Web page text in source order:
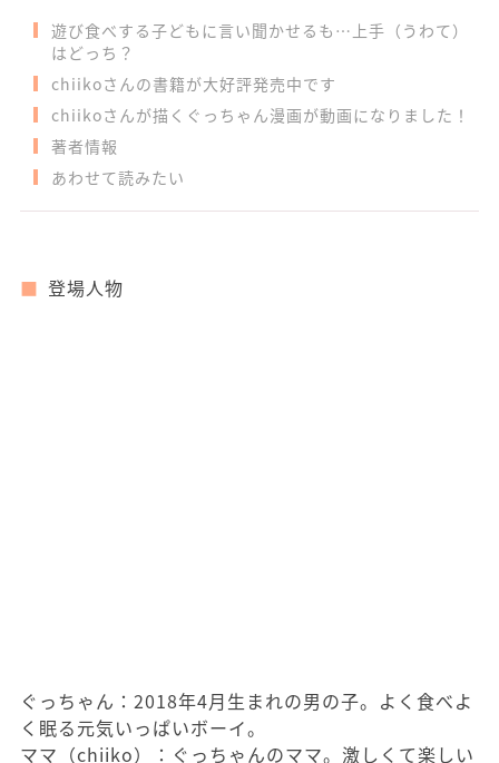
遊び食べする子どもに言い聞かせるも…上手（うわて）
はどっち？
chiikoさんの書籍が大好評発売中です
chiikoさんが描くぐっちゃん漫画が動画になりました！
著者情報
あわせて読みたい
登場人物
ぐっちゃん：2018年4月生まれの男の子。よく食べよ
く眠る元気いっぱいボーイ。
ママ（chiiko）：ぐっちゃんのママ。激しくて楽しい